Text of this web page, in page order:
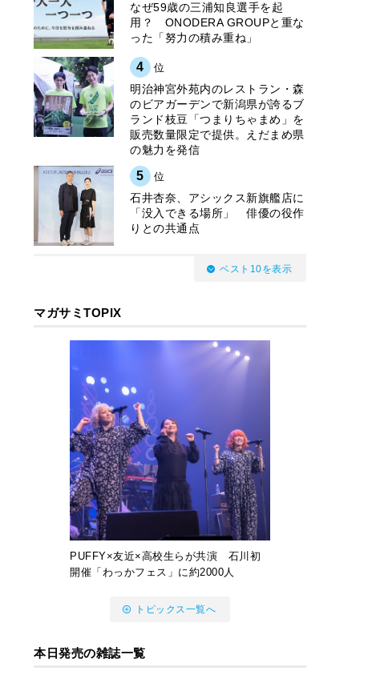
なぜ59歳の三浦知良選手を起
用？ ONODERA GROUPと重な
った「努力の積み重ね」
4 位
明治神宮外苑内のレストラン・森
のビアガーデンで新潟県が誇るブ
ランド枝豆「つまりちゃまめ」を
販売数量限定で提供。えだまめ県
の魅力を発信
5 位
石井杏奈、アシックス新旗艦店に
「没入できる場所」 俳優の役作
りとの共通点
ベスト10を表示
マガサミTOPIX
PUFFY×友近×高校生らが共演 石川初
開催「わっかフェス」に約2000人
トピックス一覧へ
本日発売の雑誌一覧